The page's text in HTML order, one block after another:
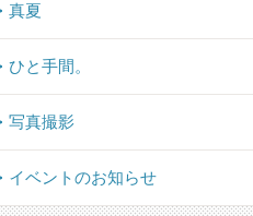
真夏
ひと手間。
写真撮影
イベントのお知らせ